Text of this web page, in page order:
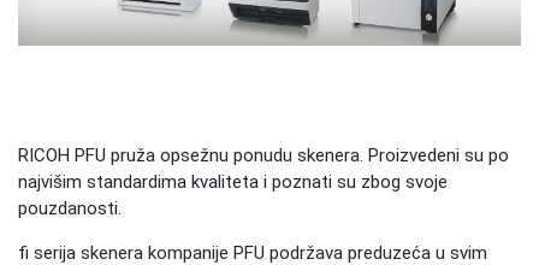
RICOH PFU pruža opsežnu ponudu skenera. Proizvedeni su po
najvišim standardima kvaliteta i poznati su zbog svoje
pouzdanosti.
fi serija skenera kompanije PFU podržava preduzeća u svim